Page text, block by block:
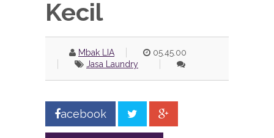
Kecil
Mbak LIA
05.45.00
Jasa Laundry
acebook